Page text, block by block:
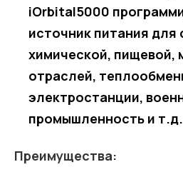
iOrbital5000
источник питания для
химической, пищевой,
отраслей,
электростанции,
промышленность и т.д.
Преимущества: